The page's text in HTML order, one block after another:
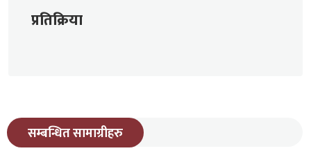
प्रतिक्रिया
सम्बन्धित सामाग्रीहरु